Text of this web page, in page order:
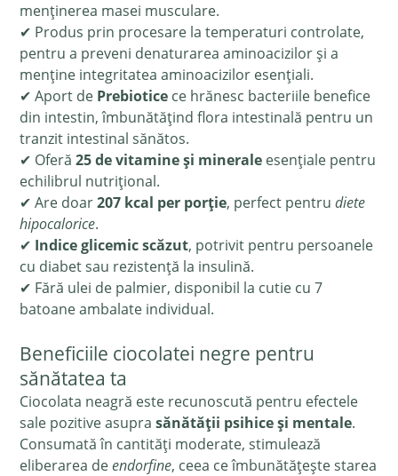
menținerea masei musculare.
✔ Produs prin procesare la temperaturi controlate,
pentru a preveni denaturarea aminoacizilor și a
menține integritatea aminoacizilor esențiali.
✔ Aport de Prebiotice ce hrănesc bacteriile benefice
din intestin, îmbunătățind flora intestinală pentru un
tranzit intestinal sănătos.
✔ Oferă25 de vitamine și minerale esențiale pentru
echilibrul nutrițional.
✔ Are doar207 kcal per porție, perfect pentrudiete
hipocalorice.
✔ Indice glicemic scăzut, potrivit pentru persoanele
cu diabet sau rezistență la insulină.
✔ Fără ulei de palmier, disponibil la cutie cu 7
batoane ambalate individual.
Beneficiile ciocolatei negre pentru
sănătatea ta
Ciocolata neagră este recunoscută pentru efectele
sale pozitive asuprasănătății psihice și mentale.
Consumată în cantități moderate, stimulează
eliberarea deendorfine, ceea ce îmbunătățește starea